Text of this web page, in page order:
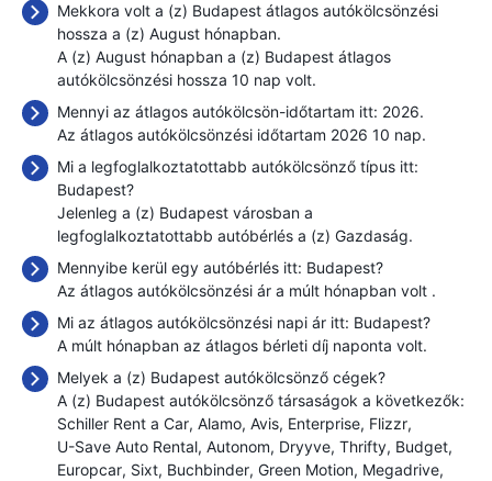
Mekkora volt a (z) Budapest átlagos autókölcsönzési
hossza a (z) August hónapban.
A (z) August hónapban a (z) Budapest átlagos
autókölcsönzési hossza 10 nap volt.
Mennyi az átlagos autókölcsön-időtartam itt: 2026.
Az átlagos autókölcsönzési időtartam 2026 10 nap.
Mi a legfoglalkoztatottabb autókölcsönző típus itt:
Budapest?
Jelenleg a (z) Budapest városban a
legfoglalkoztatottabb autóbérlés a (z) Gazdaság.
Mennyibe kerül egy autóbérlés itt: Budapest?
Az átlagos autókölcsönzési ár a múlt hónapban volt .
Mi az átlagos autókölcsönzési napi ár itt: Budapest?
A múlt hónapban az átlagos bérleti díj naponta volt.
Melyek a (z) Budapest autókölcsönző cégek?
A (z) Budapest autókölcsönző társaságok a következők:
Schiller Rent a Car Alamo Avis Enterprise Flizzr
U-Save Auto Rental Autonom Dryyve Thrifty Budget
Europcar Sixt Buchbinder Green Motion Megadrive